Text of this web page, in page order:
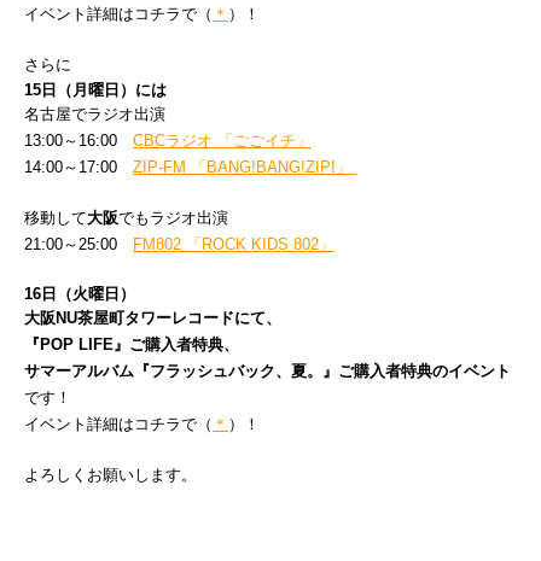
イベント詳細はコチラで（ ＊ ）！
さらに
15日（月曜日）には
名古屋でラジオ出演
13:00～16:00 CBCラジオ 「ごごイチ」
14:00～17:00 ZIP-FM 「BANG!BANG!ZIP!」
移動して大阪でもラジオ出演
21:00～25:00 FM802 「ROCK KIDS 802」
16日（火曜日）
大阪NU茶屋町タワーレコードにて、
『POP LIFE』ご購入者特典、
サマーアルバム『フラッシュバック、夏。』ご購入者特典のイベント
です！
イベント詳細はコチラで（ ＊ ）！
よろしくお願いします。